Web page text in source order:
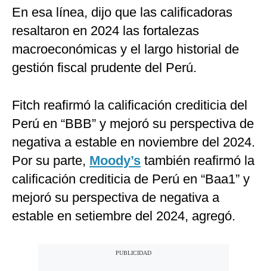
En esa línea, dijo que las calificadoras
resaltaron en 2024 las fortalezas
macroeconómicas y el largo historial de
gestión fiscal prudente del Perú.
Fitch reafirmó la calificación crediticia del
Perú en “BBB” y mejoró su perspectiva de
negativa a estable en noviembre del 2024.
Por su parte, Moody’s también reafirmó la
calificación crediticia de Perú en “Baa1” y
mejoró su perspectiva de negativa a
estable en setiembre del 2024, agregó.